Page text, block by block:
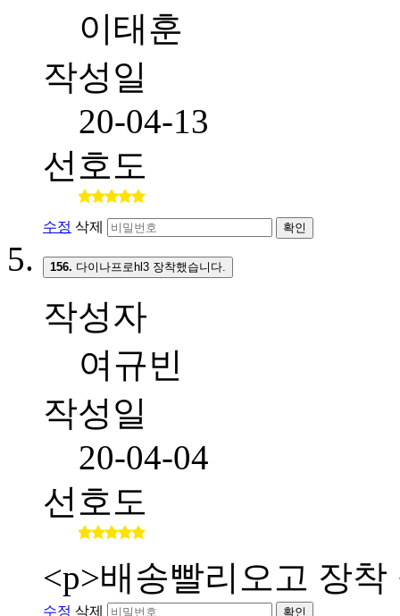
이태훈
작성일
20-04-13
선호도
수정 삭제 확인
156. 다이나프로hl3 장착했습니다.
작성자
여규빈
작성일
20-04-04
선호도
<p>배송빨리오고 장
수정 삭제 확인